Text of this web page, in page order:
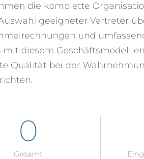
die komplette
geeigneter Vertreter
und
diesem Geschäftsmodell
Qualität bei der
Gesamt
0